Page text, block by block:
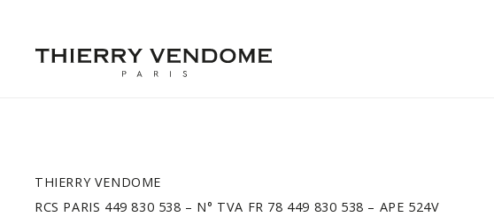
THIERRY VENDOME
RCS PARIS 449 830 538 – N° TVA FR 78 449 830 538 – APE 524V